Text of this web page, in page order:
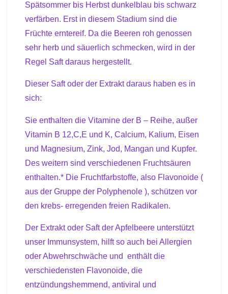
Spätsommer bis Herbst dunkelblau bis schwarz
verfärben. Erst in diesem Stadium sind die
Früchte erntereif. Da die Beeren roh genossen
sehr herb und säuerlich schmecken, wird in der
Regel Saft daraus hergestellt.
Dieser Saft oder der Extrakt daraus haben es in
sich:
Sie enthalten die Vitamine der B – Reihe, außer
Vitamin B 12,C,E und K, Calcium, Kalium, Eisen
und Magnesium, Zink, Jod, Mangan und Kupfer.
Des weitern sind verschiedenen Fruchtsäuren
enthalten.* Die Fruchtfarbstoffe, also Flavonoide (
aus der Gruppe der Polyphenole ), schützen vor
den krebs- erregenden freien Radikalen.
Der Extrakt oder Saft der Apfelbeereunterstützt
unser Immunsystem, hilft so auch bei Allergien
oder Abwehrschwäche und enthältdie
verschiedensten Flavonoide, die
entzündungshemmend, antiviral und